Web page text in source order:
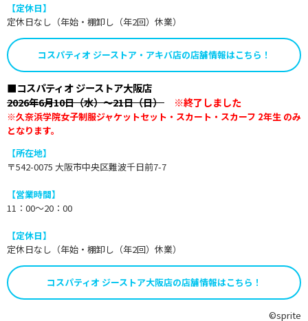
【定休日】
定休日なし（年始・棚卸し（年2回）休業）
コスパティオ ジーストア・アキバ店の店舗情報はこちら！
■コスパティオ ジーストア大阪店
2026年6月10日（水）～21日（日） ※終了しました
※久奈浜学院女子制服ジャケットセット・スカート・スカーフ 2年生 のみ
となります。
【所在地】
〒542-0075 大阪市中央区難波千日前7-7
【営業時間】
11：00～20：00
【定休日】
定休日なし（年始・棚卸し（年2回）休業）
コスパティオ ジーストア大阪店の店舗情報はこちら！
©sprite